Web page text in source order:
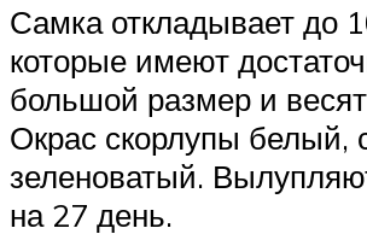
Самка откладывает до
которые имеют
большой размер и
Окрас скорлупы белый,
зеленоватый.
на 27 день.